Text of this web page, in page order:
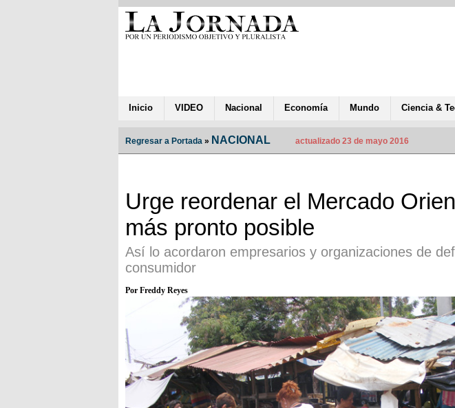
Inicio VIDEO Nacional Economía Mundo Ciencia &
Regresar a Portada » NACIONAL actualizado 23 de mayo 2016
Urge reordenar el Mercado
más pronto posible
Así lo acordaron empresarios y organizaciones de
consumidor
Por Freddy Reyes